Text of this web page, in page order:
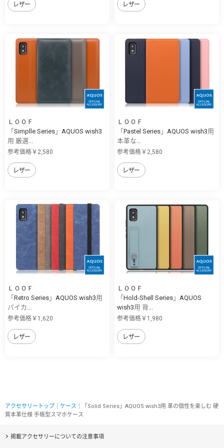
レザー レザー
ＬＯＯＦ
「Simplle Series」AQUOS wish3
用 厳選...
参考価格￥2,580
レザー
ＬＯＯＦ
「Pastel Series」AQUOS wish3用
本革な...
参考価格￥2,580
レザー
ＬＯＯＦ
「Retro Series」AQUOS wish3用
バイカ...
参考価格￥1,620
レザー
ＬＯＯＦ
「Hold-Shell Series」AQUOS
wish3用 背...
参考価格￥1,980
レザー
アクセサリートップ ケース ｜「Solid Series」AQUOS wish3用 革の個性を楽しむ 硬
質本革仕様 手帳型スマホケース
掲載アクセサリーについての注意事項